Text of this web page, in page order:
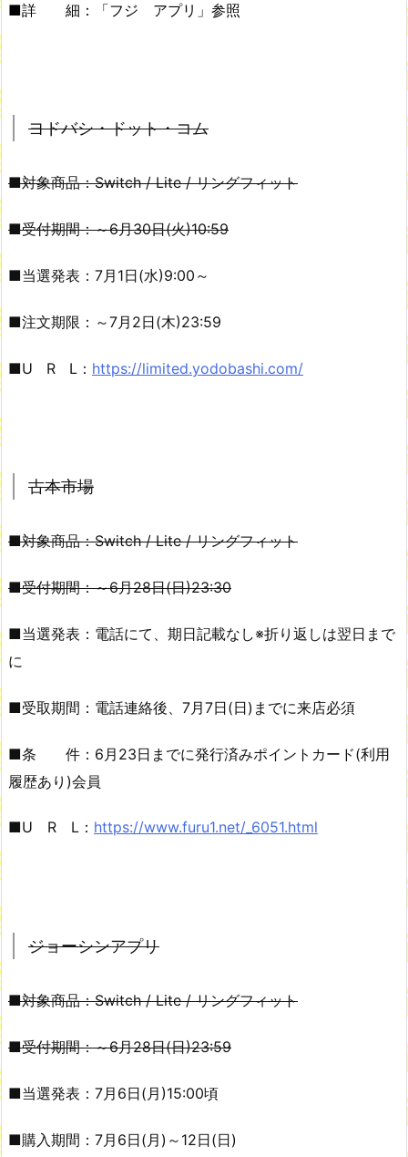
■詳 細：「フジ アプリ」参照
ヨドバシ・ドット・コム
■対象商品：Switch / Lite / リングフィット
■受付期間：～6月30日(火)10:59
■当選発表：7月1日(水)9:00～
■注文期限：～7月2日(木)23:59
■U R L： https://limited.yodobashi.com/
古本市場
■対象商品：Switch / Lite / リングフィット
■受付期間：～6月28日(日)23:30
■当選発表：電話にて、期日記載なし※折り返しは翌日まで
に
■受取期間：電話連絡後、7月7日(日)までに来店必須
■条 件：6月23日までに発行済みポイントカード(利用
履歴あり)会員
■U R L： https://www.furu1.net/_6051.html
ジョーシンアプリ
■対象商品：Switch / Lite / リングフィット
■受付期間：～6月28日(日)23:59
■当選発表：7月6日(月)15:00頃
■購入期間：7月6日(月)～12日(日)